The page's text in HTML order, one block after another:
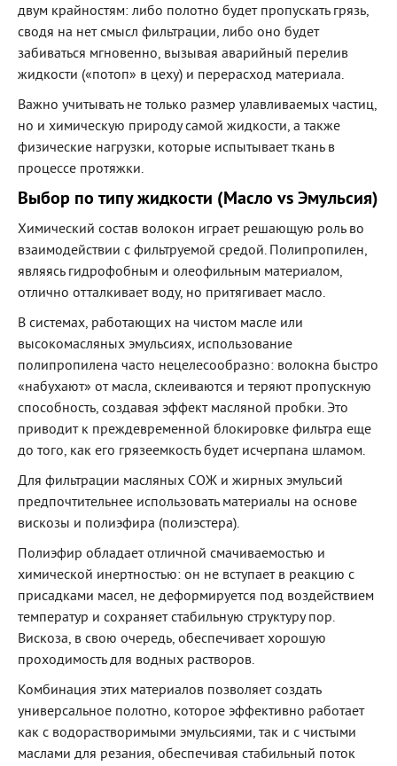
двум крайностям: либо полотно будет пропускать грязь,
сводя на нет смысл фильтрации, либо оно будет
забиваться мгновенно, вызывая аварийный перелив
жидкости («потоп» в цеху) и перерасход материала.
Важно учитывать не только размер улавливаемых частиц,
но и химическую природу самой жидкости, а также
физические нагрузки, которые испытывает ткань в
процессе протяжки.
Выбор по типу жидкости (Масло vs Эмульсия)
Химический состав волокон играет решающую роль во
взаимодействии с фильтруемой средой. Полипропилен,
являясь гидрофобным и олеофильным материалом,
отлично отталкивает воду, но притягивает масло.
В системах, работающих на чистом масле или
высокомасляных эмульсиях, использование
полипропилена часто нецелесообразно: волокна быстро
«набухают» от масла, склеиваются и теряют пропускную
способность, создавая эффект масляной пробки. Это
приводит к преждевременной блокировке фильтра еще
до того, как его грязеемкость будет исчерпана шламом.
Для фильтрации масляных СОЖ и жирных эмульсий
предпочтительнее использовать материалы на основе
вискозы и полиэфира (полиэстера).
Полиэфир обладает отличной смачиваемостью и
химической инертностью: он не вступает в реакцию с
присадками масел, не деформируется под воздействием
температур и сохраняет стабильную структуру пор.
Вискоза, в свою очередь, обеспечивает хорошую
проходимость для водных растворов.
Комбинация этих материалов позволяет создать
универсальное полотно, которое эффективно работает
как с водорастворимыми эмульсиями, так и с чистыми
маслами для резания, обеспечивая стабильный поток